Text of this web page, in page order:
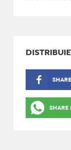
DISTRIBUIE
SHARE